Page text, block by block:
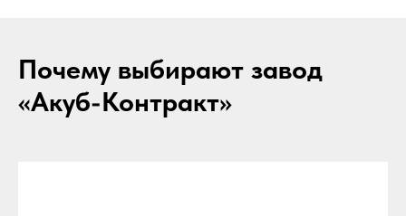
Почему выбирают завод
«Акуб-Контракт»